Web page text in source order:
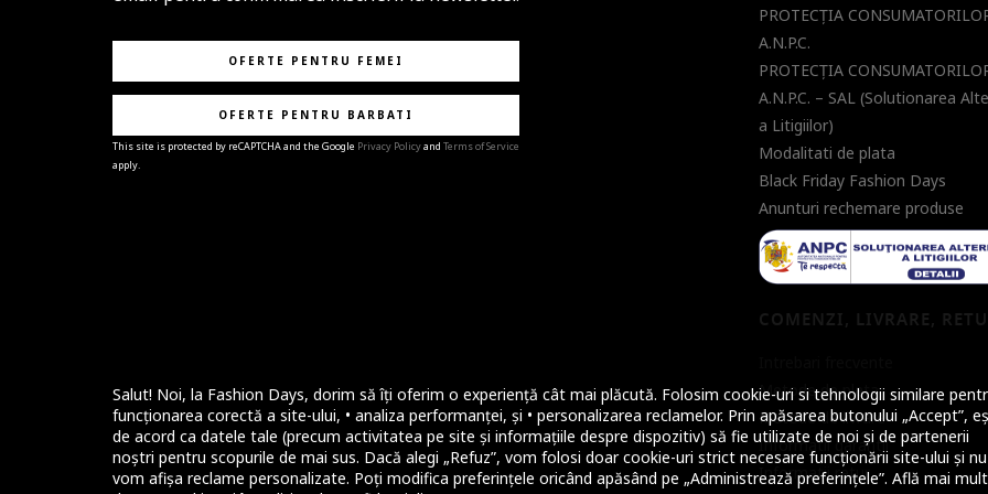
Salut! Noi, la Fashion Days, dorim să îți oferim o experiență cât mai plăcută. Folosim cookie-uri si tehnologii similare
funcționarea corectă a site-ului, • analiza performanței, și • personalizarea reclamelor. Prin apăsarea butonului „Accept”,
de acord ca datele tale (precum activitatea pe site și informațiile despre dispozitiv) să fie utilizate de noi și de partenerii
noștri pentru scopurile de mai sus. Dacă alegi „Refuz”, vom folosi doar cookie-uri strict necesare funcționării site-ului și nu
vom afișa reclame personalizate. Poți modifica preferințele oricând apăsând pe „Administrează preferințele”. Află mai
OFERTE PENTRU FEMEI
OFERTE PENTRU BARBATI
This site is protected by reCAPTCHA and the Google Privacy Policyand Terms of Service
apply.
PROTECŢIA
A.N.P.C.
PROTECŢIA
A.N.P.C. – SAL (Solutionarea
a Litigiilor)
Modalitati de plata
Black Friday Fashion Days
Anunturi rechemare produse
COMENZI, LIVRARE,
Metode de plata
Metode de livrare
Informatii garantii
Informatii retur